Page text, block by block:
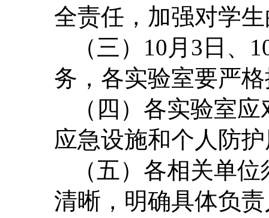
全责任，加强对学
（三）10月3日
务，各实验室要严
（四）各实验室
应急设施和个人防
（五）各相关单
清晰，明确具体负